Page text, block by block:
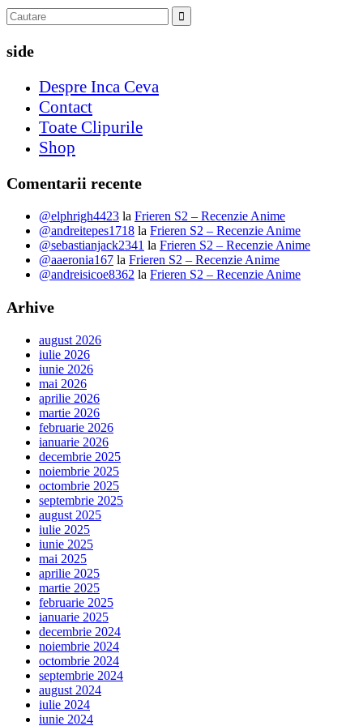
side
Despre Inca Ceva
Contact
Toate Clipurile
Shop
Comentarii recente
@elphrigh4423 la Frieren S2 – Recenzie Anime
@andreitepes1718 la Frieren S2 – Recenzie Anime
@sebastianjack2341 la Frieren S2 – Recenzie Anime
@aaeronia167 la Frieren S2 – Recenzie Anime
@andreisicoe8362 la Frieren S2 – Recenzie Anime
Arhive
august 2026
iulie 2026
iunie 2026
mai 2026
aprilie 2026
martie 2026
februarie 2026
ianuarie 2026
decembrie 2025
noiembrie 2025
octombrie 2025
septembrie 2025
august 2025
iulie 2025
iunie 2025
mai 2025
aprilie 2025
martie 2025
februarie 2025
ianuarie 2025
decembrie 2024
noiembrie 2024
octombrie 2024
septembrie 2024
august 2024
iulie 2024
iunie 2024